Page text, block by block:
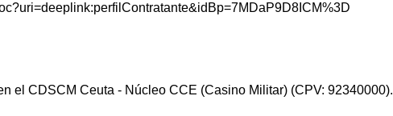
el CDSCM Ceuta - Núcleo CCE (Casino Militar) (CPV: 92340000).